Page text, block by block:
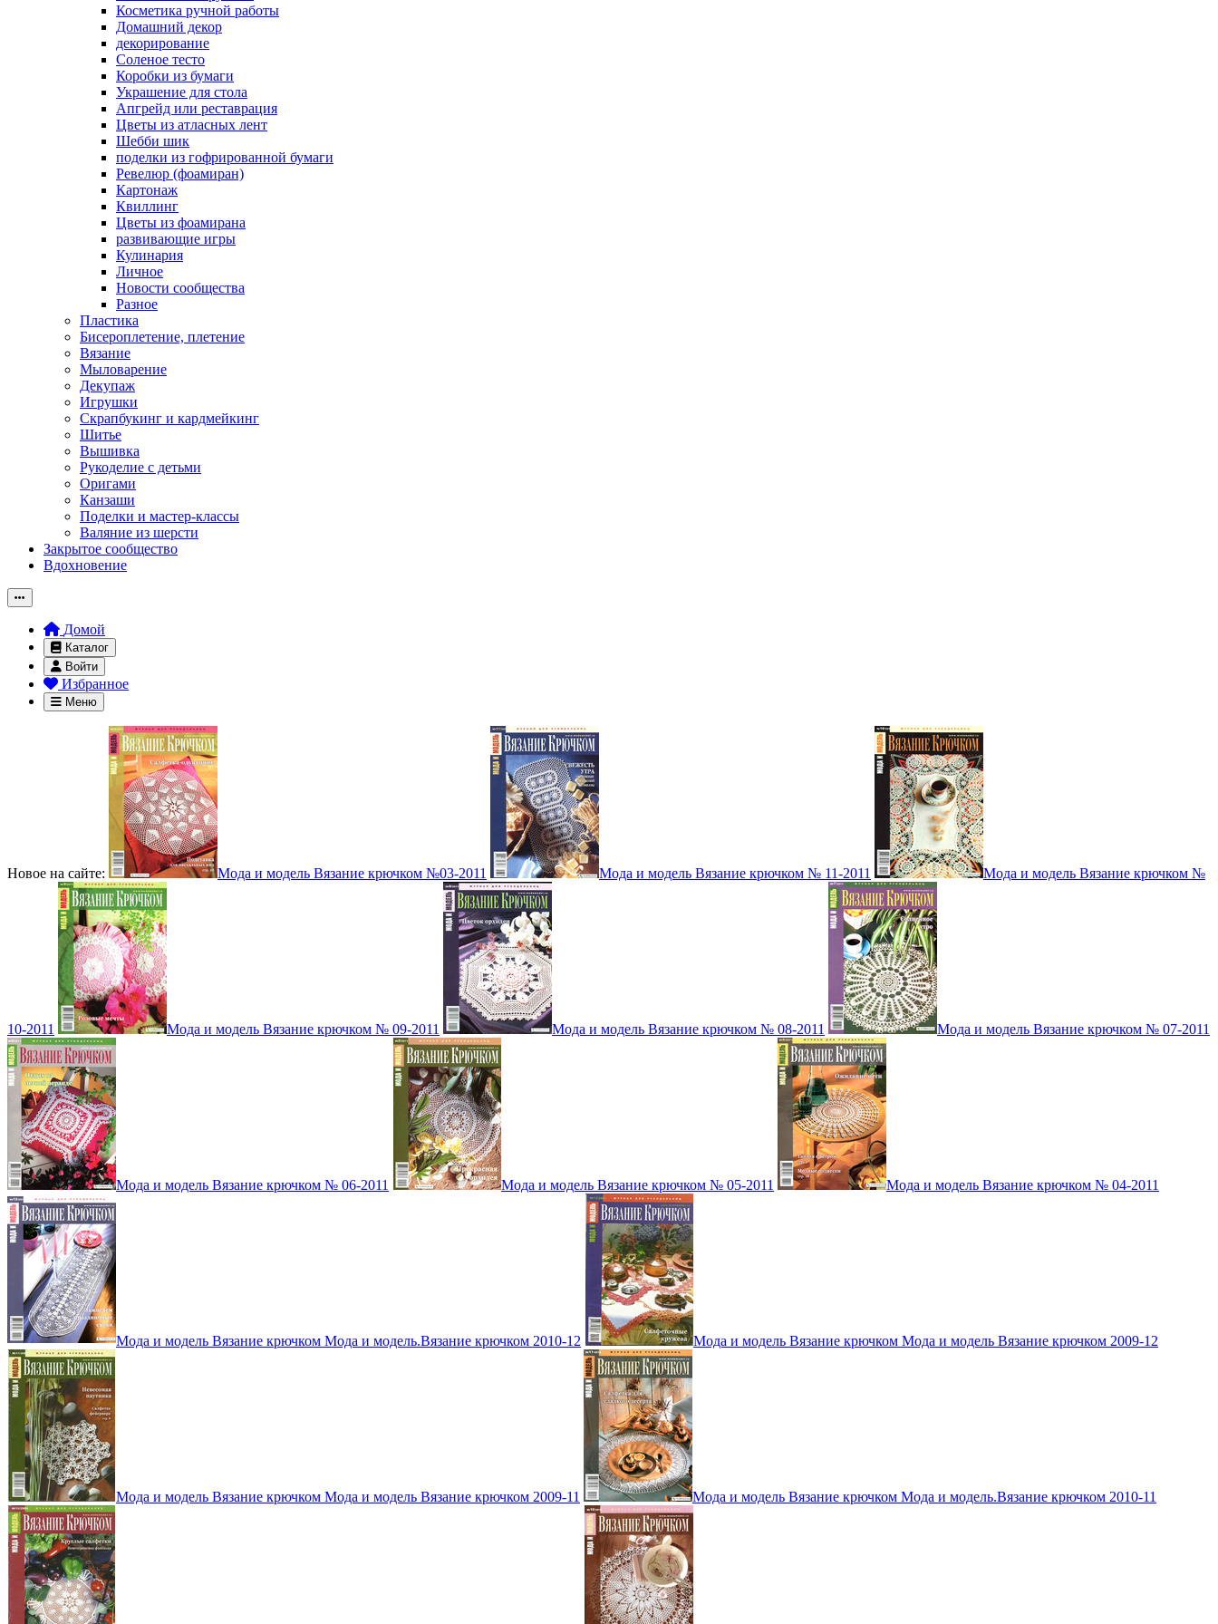
Косметика ручной работы
Домашний декор
декорирование
Соленое тесто
Коробки из бумаги
Украшение для стола
Апгрейд или реставрация
Цветы из атласных лент
Шебби шик
поделки из гофрированной бумаги
Ревелюр (фоамиран)
Картонаж
Квиллинг
Цветы из фоамирана
развивающие игры
Кулинария
Личное
Новости сообщества
Разное
Пластика
Бисероплетение, плетение
Вязание
Мыловарение
Декупаж
Игрушки
Скрапбукинг и кардмейкинг
Шитье
Вышивка
Рукоделие с детьми
Оригами
Канзаши
Поделки и мастер-классы
Валяние из шерсти
Закрытое сообщество
Вдохновение
Домой
Каталог
Войти
Избранное
Меню
Новое на сайте: Мода и модель Вязание крючком №03-2011 Мода и модель Вязание крючком № 11-2011 Мода и модель Вязание крючком №
10-2011 Мода и модель Вязание крючком № 09-2011 Мода и модель Вязание крючком № 08-2011 Мода и модель Вязание крючком № 07-2011
Мода и модель Вязание крючком № 06-2011 Мода и модель Вязание крючком № 05-2011 Мода и модель Вязание крючком № 04-2011
Мода и модель Вязание крючком Мода и модель.Вязание крючком 2010-12 Мода и модель Вязание крючком Мода и модель Вязание крючком 2009-12
Мода и модель Вязание крючком Мода и модель Вязание крючком 2009-11 Мода и модель Вязание крючком Мода и модель.Вязание крючком 2010-11